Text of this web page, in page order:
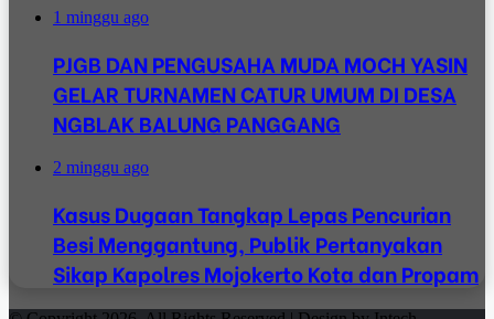
1 minggu ago
PJGB DAN PENGUSAHA MUDA MOCH YASIN
GELAR TURNAMEN CATUR UMUM DI DESA
NGBLAK BALUNG PANGGANG
2 minggu ago
Kasus Dugaan Tangkap Lepas Pencurian
Besi Menggantung, Publik Pertanyakan
Sikap Kapolres Mojokerto Kota dan Propam